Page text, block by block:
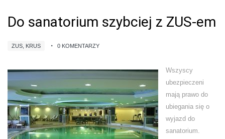
Do sanatorium szybciej z ZUS-em
ZUS, KRUS 0 KOMENTARZY
Wszyscy
ubezpieczeni
mają prawo do
ubiegania się o
wyjazd do
sanatorium.